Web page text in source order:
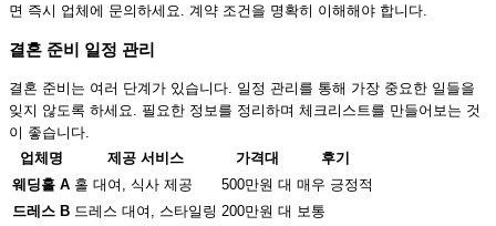
면 즉시 업체에 문의하세요. 계약 조건을 명확히 이해해야 합니다.
결혼 준비 일정 관리
결혼 준비는 여러 단계가 있습니다. 일정 관리를 통해 가장 중요한 일들을
잊지 않도록 하세요. 필요한 정보를 정리하며 체크리스트를 만들어보는 것
이 좋습니다.
업체명
제공 서비스 가격대
후기
웨딩홀 A 홀 대여, 식사 제공 500만원 대 매우 긍정적
드레스 B 드레스 대여, 스타일링 200만원 대 보통